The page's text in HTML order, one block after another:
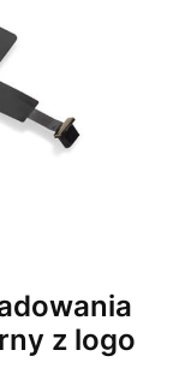
z logo